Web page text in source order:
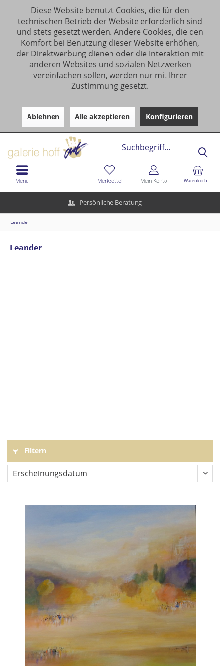
Diese Website benutzt Cookies, die für den
technischen Betrieb der Website erforderlich sind
und stets gesetzt werden. Andere Cookies, die den
Komfort bei Benutzung dieser Website erhöhen,
der Direktwerbung dienen oder die Interaktion mit
anderen Websites und sozialen Netzwerken
vereinfachen sollen, werden nur mit Ihrer
Zustimmung gesetzt.
Ablehnen Alle akzeptieren Konfigurieren
Persönliche Beratung
Warenkorb
Merkzettel Mein Konto
Menü
Leander
Leander
Filtern